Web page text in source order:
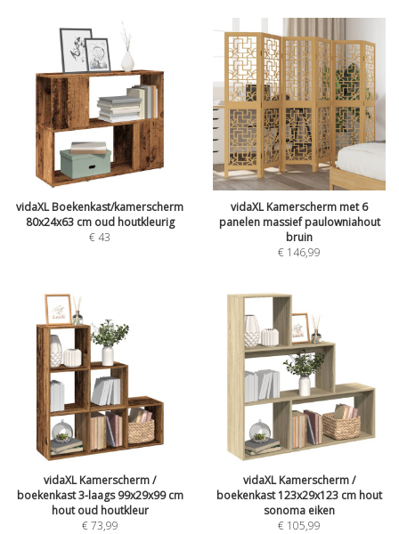
vidaXL Boekenkast/kamerscherm
80x24x63 cm oud houtkleurig
€43
vidaXL Kamerscherm met 6
panelen massief paulowniahout
bruin
€ 146,99
vidaXL Kamerscherm /
boekenkast 3-laags 99x29x99 cm
hout oud houtkleur
€73,99
vidaXL Kamerscherm /
boekenkast 123x29x123 cm hout
sonoma eiken
€ 105,99